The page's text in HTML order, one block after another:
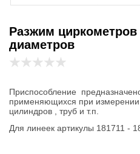
Разжим циркометров
диаметров
Приспособление
применяющихся при измерении
цилиндров , труб и т.п.
Для линеек артикулы 181711 -